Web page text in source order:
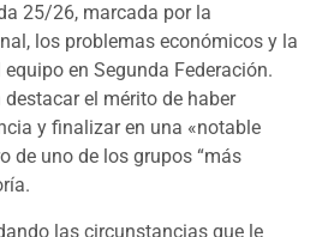
25/26, marcada por la
los problemas económicos y la
en Segunda Federación.
el mérito de haber
y finalizar en una «notable
de uno de los grupos “más
las circunstancias que le